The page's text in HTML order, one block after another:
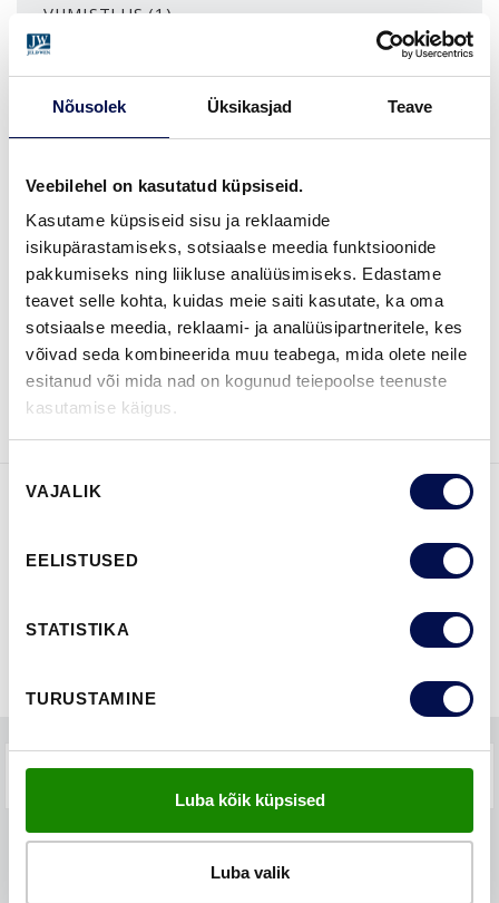
Nõusolek Üksikasjad Teave
Veebilehel on kasutatud küpsiseid.
Kasutame küpsiseid sisu ja reklaamide
isikupärastamiseks, sotsiaalse meedia funktsioonide
pakkumiseks ning liikluse analüüsimiseks. Edastame
teavet selle kohta, kuidas meie saiti kasutate, ka oma
sotsiaalse meedia, reklaami- ja analüüsipartneritele, kes
võivad seda kombineerida muu teabega, mida olete neile
esitanud või mida nad on kogunud teiepoolse teenuste
kasutamise käigus.
valik
VAJALIK
EELISTUSED
STATISTIKA
TURUSTAMINE
Luba kõik küpsised
Luba valik
VIIMISTLUS (1)
OAK CLEAR VARNISH
MÕÕDUD
LEIA EDASIMÜÜJA
VAATA
Võta meiega
KKK-D
LEIA EDASIMÜÜJA